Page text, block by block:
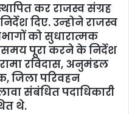
कर राजस्व संग्रह
दिए. उन्‍होने राजस्व
को सुधारात्मक
पूरा करने के निर्देश
रविदास, अनुमंडल
जिला परिवहन
संबंधित पदाधिकारी
थे.